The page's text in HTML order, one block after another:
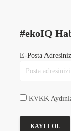
#ekoIQ
E-Posta
KVKK